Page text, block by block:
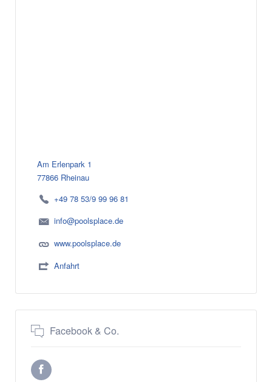
Am Erlenpark 1
77866 Rheinau
+49 78 53/9 99 96 81
info@poolsplace.de
www.poolsplace.de
Anfahrt
Facebook & Co.